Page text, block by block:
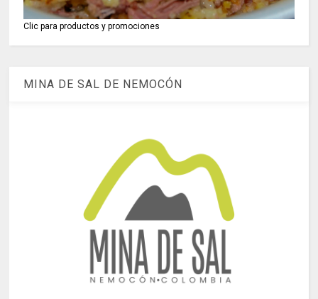
Clic para productos y promociones
MINA DE SAL DE NEMOCÓN